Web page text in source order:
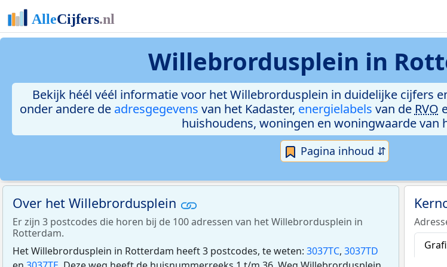
Willebrordusplein in
Bekijk héél véél informatie voor het Willebrordusplein in duidelijke cijfers
onder andere de adresgegevens van het Kadaster, energielabels van de RVO
huishoudens, woningen en woningwaarde van
Pagina inhoud ⇵
Over het Willebrordusplein
Er zijn 3 postcodes die horen bij de 100 adressen van het Willebrordusplein in
Rotterdam.
Het Willebrordusplein in Rotterdam heeft 3 postcodes, te weten: 3037TC, 3037TD